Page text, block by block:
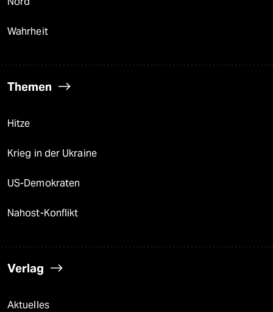
Wahrheit
Themen
Hitze
Krieg in der Ukraine
US-Demokraten
Nahost-Konflikt
Verlag
Aktuelles